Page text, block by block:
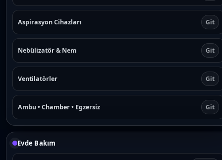
Aspirasyon Cihazları Git
Nebülizatör & Nem Git
Ventilatörler Git
Ambu • Chamber • Egzersiz Git
Evde Bakım